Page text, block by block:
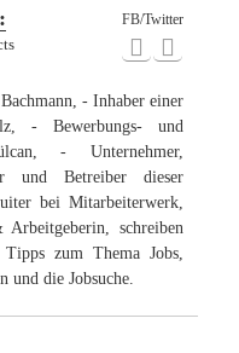
FB/Twitter
- Inhaber einer
- Bewerbungs- und
- Unternehmer,
und Betreiber dieser
bei Mitarbeiterwerk,
schreiben
zum Thema Jobs,
und die Jobsuche.